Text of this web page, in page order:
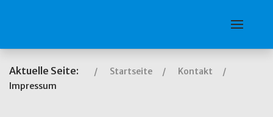
Aktuelle Seite: Startseite
Kontakt
Impressum